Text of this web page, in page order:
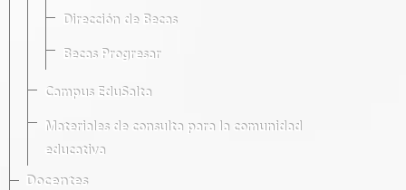
Dirección de Becas
Becas Progresar
Campus EduSalta
Materiales de consulta para la comunidad
educativa
Docentes